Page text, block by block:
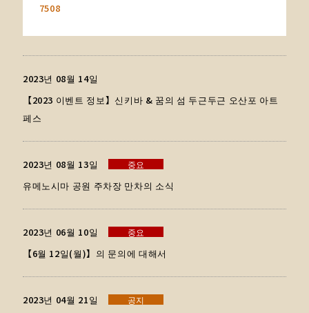
7508
2023년 08월 14일
【2023 이벤트 정보】신키바 & 꿈의 섬 두근두근 오산포 아트
페스
2023년 08월 13일 중요
유메노시마 공원 주차장 만차의 소식
2023년 06월 10일 중요
【6월 12일(월)】의 문의에 대해서
2023년 04월 21일 공지